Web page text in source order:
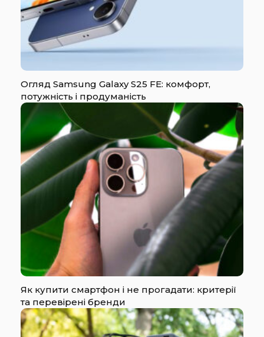
Огляд Samsung Galaxy S25 FE: комфорт,
потужність і продуманість
Як купити смартфон і не прогадати: критерії
та перевірені бренди